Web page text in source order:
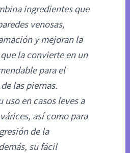
ingredientes que
venosas,
y mejoran la
la convierte en un
para el
las piernas.
uso en casos leves a
así como para
de la
su fácil